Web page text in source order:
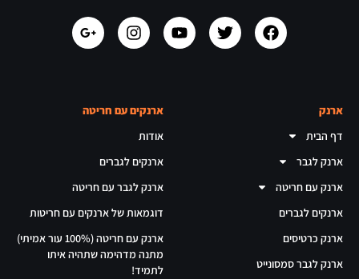
ארנק
דף הבית
ארנק לגבר
ארנק עם חריטה
ארנקים לגברים
ארנק כרטיסים
ארנק לגבר סמסונייט
ארנקים עם חריטה
אודות
ארנקים לגברים
ארנק לגבר עם חריטה
דוגמאות של ארנקים עם חריטות
ארנק עם חריטה (100% עור אמיתי)
מתנה מדהימה שתהיה איתו
לתמיד!